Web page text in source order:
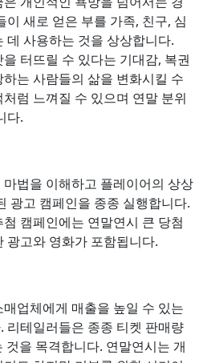
새로 얻은 부를 가족, 친구, 심
데 사용하는 것을 상상합니다.
터뜨릴 수 있다는 기대감, 복권
는 사람들의 삶을 변화시킬 수
럼 느껴질 수 있으며 연말 분위
다.
법을 이해하고 플레이어의 상상
광고 캠페인을 종종 실행합니다.
캠페인에는 연말연시 큰 당첨
광고와 영화가 포함됩니다.
업체에게 매출을 높일 수 있는
리테일러들은 종종 티켓 판매량
것을 목격합니다. 연말연시는 개